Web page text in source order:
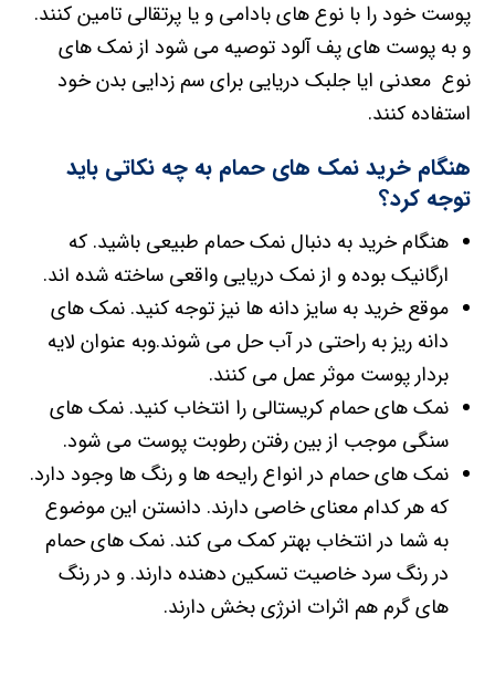
پوست خود را با نوع های بادامی و یا پرتقالی تامین کنند.
و به پوست های پف آلود توصیه می شود از نمک های
نوع معدنی ایا جلبک دریایی برای سم زدایی بدن خود
استفاده کنند.
هنگام خرید نمک های حمام به چه نکاتی باید
توجه کرد؟
هنگام خرید به دنبال نمک حمام طبیعی باشید. که
ارگانیک بوده و از نمک دریایی واقعی ساخته شده اند.
موقع خرید به سایز دانه ها نیز توجه کنید. نمک های
دانه ریز به راحتی در آب حل می شوند.وبه عنوان لایه
بردار پوست موثر عمل می کنند.
نمک های حمام کریستالی را انتخاب کنید. نمک های
سنگی موجب از بین رفتن رطوبت پوست می شود.
نمک های حمام در انواع رایحه ها و رنگ ها وجود دارد.
که هر کدام معنای خاصی دارند. دانستن این موضوع
به شما در انتخاب بهتر کمک می کند. نمک های حمام
در رنگ سرد خاصیت تسکین دهنده دارند. و در رنگ
های گرم هم اثرات انرژی بخش دارند.